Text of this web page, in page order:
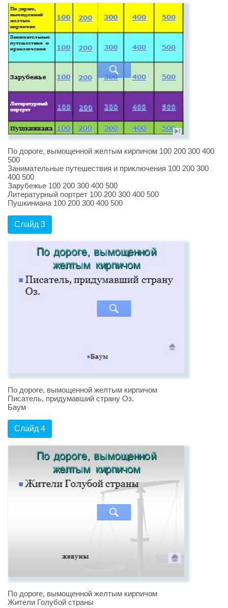
По дороге, вымощенной желтым кирпичом 100 200 300 400
500
Занимательные путешествия и приключения 100 200 300
400 500
Зарубежье 100 200 300 400 500
Литературный портрет 100 200 300 400 500
Пушкиниана 100 200 300 400 500
Слайд 3
По дороге, вымощенной желтым кирпичом
Писатель, придумавший страну Оз.
Баум
Слайд 4
По дороге, вымощенной желтым кирпичом
Жители Голубой страны